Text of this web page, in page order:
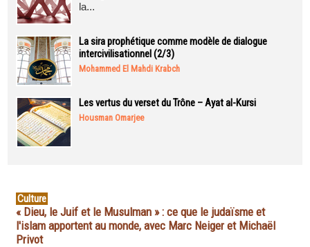
la...
La sira prophétique comme modèle de dialogue
intercivilisationnel (2/3)
Mohammed El Mahdi Krabch
Les vertus du verset du Trône – Ayat al-Kursi
Housman Omarjee
Culture
« Dieu, le Juif et le Musulman » : ce que le judaïsme et
l'islam apportent au monde, avec Marc Neiger et Michaël
Privot